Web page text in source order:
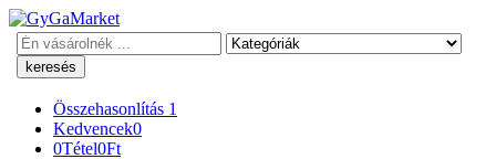
Keresés
Összehasonlítás 1
Kedvencek0
0Tétel0Ft